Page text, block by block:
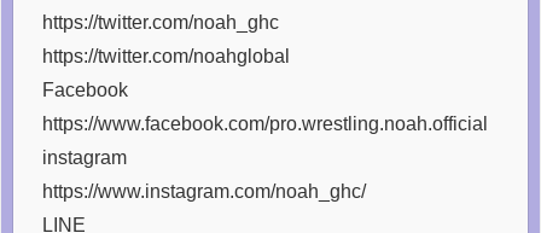
https://twitter.com/noah_ghc
https://twitter.com/noahglobal
Facebook
https://www.facebook.com/pro.wrestling.noah.official
instagram
https://www.instagram.com/noah_ghc/
LINE